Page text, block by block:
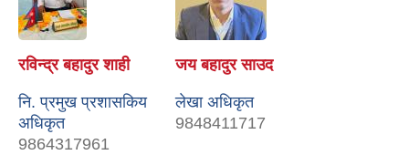
रविन्द्र बहादुर शाही
नि. प्रमुख प्रशासकिय
अधिकृत
9864317961
जय बहादुर साउद
लेखा अधिकृत
9848411717